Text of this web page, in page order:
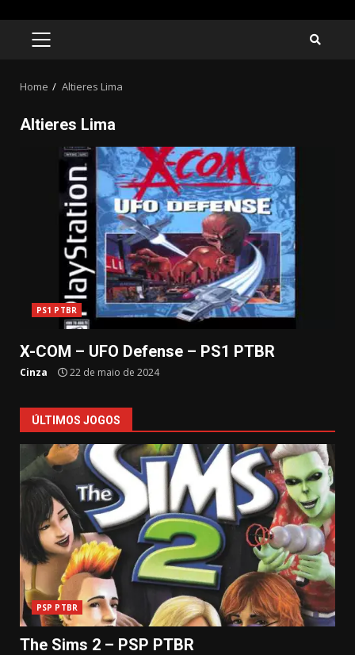
PRIMARY
Home Altieres Lima
Altieres Lima
PS1 PTBR
X-COM – UFO Defense – PS1 PTBR
Cinza 22 de maio de 2024
ÚLTIMOS JOGOS
PSP PTBR
The Sims 2 – PSP PTBR